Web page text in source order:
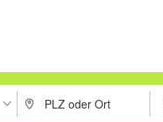
mit den
PLZ oder Ort eingeben.